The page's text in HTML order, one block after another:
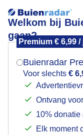
Welkom bij
gaan?
Premium € 6,99 /
Buienradar
Voor slechts €
Ontvang
10%
Elk moment
bovenzee
Mogen we
Indien je hier
verschijnt er zo